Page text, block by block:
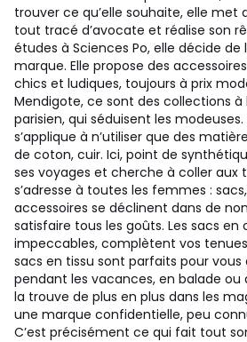
trouver ce qu’elle souhaite, elle met
tout tracé d’avocate et réalise son
études à Sciences Po, elle décide de
marque. Elle propose des
chics et ludiques, toujours à prix
Mendigote, ce sont des collections à
parisien, qui séduisent les
s’applique à n’utiliser que des
de coton, cuir. Ici, point de
ses voyages et cherche à coller aux
s’adresse à toutes les femmes :
accessoires se déclinent dans de
satisfaire tous les goûts. Les sacs en
impeccables, complètent vos
sacs en tissu sont parfaits pour
pendant les vacances, en balade ou
la trouve de plus en plus dans les
une marque confidentielle, peu
C’est précisément ce qui fait tout